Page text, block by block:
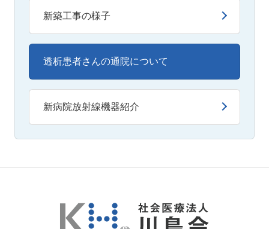
新築工事の様子
透析患者さんの通院について
新病院放射線機器紹介